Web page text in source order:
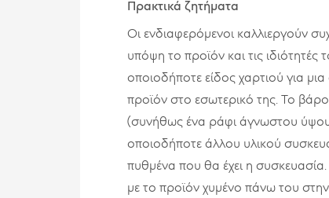
Πρακτικά ζητήματα
Οι ενδιαφερόμενοι καλλιεργούν
υπόψη το προϊόν και τις ιδιότητές
οποιοδήποτε είδος χαρτιού για
προϊόν στο εσωτερικό της. Το
(συνήθως ένα ράφι άγνωστου
οποιοδήποτε άλλου υλικού
πυθμένα που θα έχει η
με το προϊόν χυμένο πάνω του